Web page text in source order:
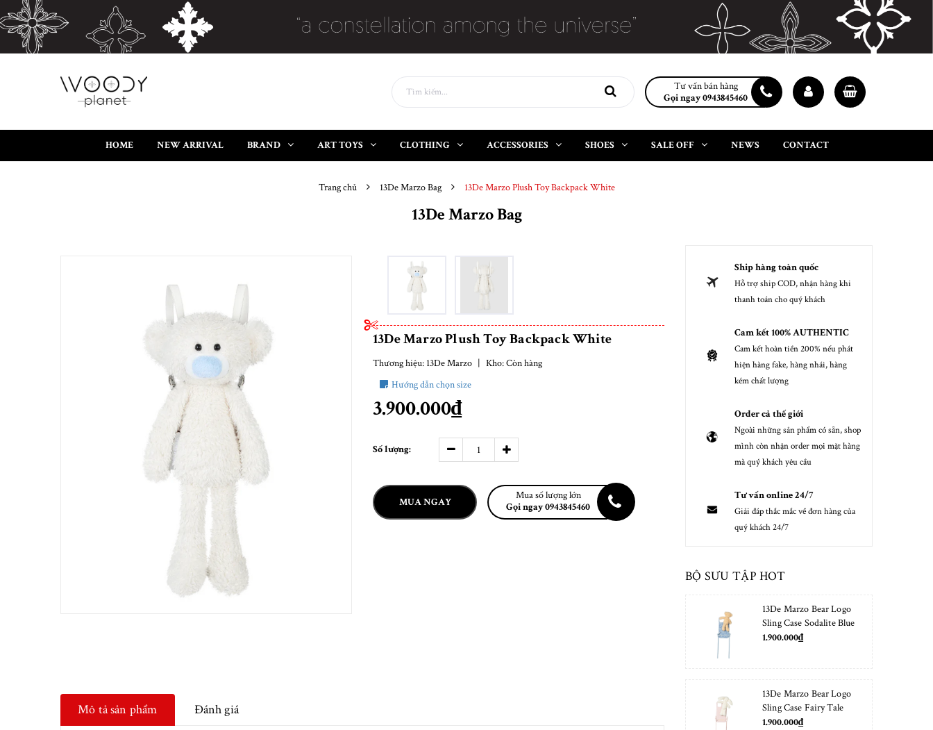
Tư vấn bán hàng
Gọi ngay 0943845460
HOME NEW ARRIVAL BRAND ART TOYS CLOTHING ACCESSORIES SHOES SALE OFF NEWS CONTACT
Trang chủ 13De Marzo Bag 13De Marzo Plush Toy Backpack White
13De Marzo Bag
13De Marzo Plush Toy Backpack White
Thương hiệu: 13De Marzo | Kho:Còn hàng
Hướng dẫn chọn size
3.900.000₫
Số lượng:
MUA NGAY
Mua số lượng lớn
Gọi ngay 0943845460
Mô tả sản phẩm Đánh giá
Ship hàng toàn quốc
Hỗ trợ ship COD, nhận hàng khi
thanh toán cho quý khách
Cam kết 100% AUTHENTIC
Cam kết hoàn tiền 200% nếu phát
hiện hàng fake, hàng nhái, hàng
kém chất lượng
Order cả thế giới
Ngoài những sản phẩm có sẵn, shop
mình còn nhận order mọi mặt hàng
mà quý khách yêu cầu
Tư vấn online 24/7
Giải đáp thắc mắc về đơn hàng của
quý khách 24/7
BỘ SƯU TẬP HOT
13De Marzo Bear Logo
Sling Case Sodalite Blue
1.900.000₫
13De Marzo Bear Logo
Sling Case Fairy Tale
1.900.000₫